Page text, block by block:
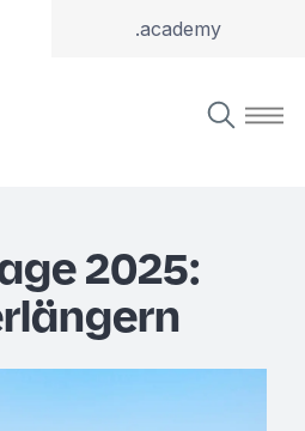
.academy
2025: